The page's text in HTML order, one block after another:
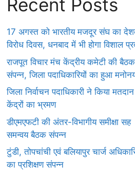
Recent Posts
17 अगस्त को भारतीय मजदूर संघ का
विरोध दिवस, धनबाद में भी होगा विशाल
राजपूत विचार मंच केंद्रीय कमेटी की बैठक
संपन्न, जिला पदाधिकारियों का हुआ
जिला निर्वाचन पदाधिकारी ने किया मतदान
केंद्रों का भ्रमण
डीएमएफटी की अंतर-विभागीय समीक्षा सह
समन्वय बैठक संपन्न
टुंडी, तोपचांची एवं बलियापुर चार्ज
का प्रशिक्षण संपन्न